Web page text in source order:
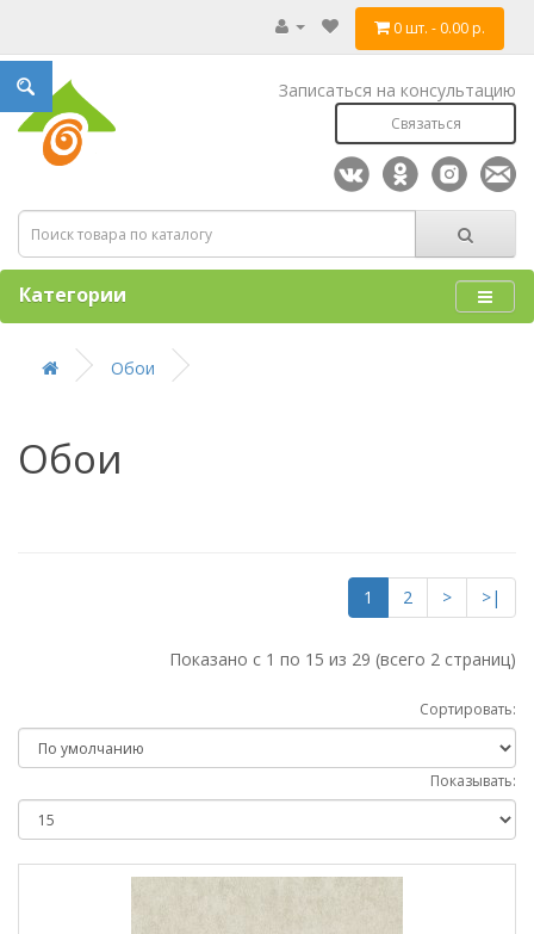
0 шт. - 0.00 р.
Записаться на консультацию
Связаться
Категории
Обои
Обои
1 2 > >|
Показано с 1 по 15 из 29 (всего 2 страниц)
Сортировать:
Показывать: